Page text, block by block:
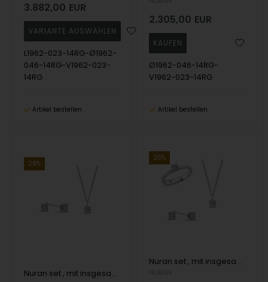
3.882,00 EUR
L1962-023-14RG-Ø1962-
046-14RG-V1962-023-
14RG
Artikel bestellen
2.305,00 EUR
Ø1962-046-14RG-
V1962-023-14RG
Artikel bestellen
26%
Nuran set , mit insgesamt 0,84 ct Wesselton SI
25%
Nuran set , mit insgesamt 1,12 ct Wesselton SI